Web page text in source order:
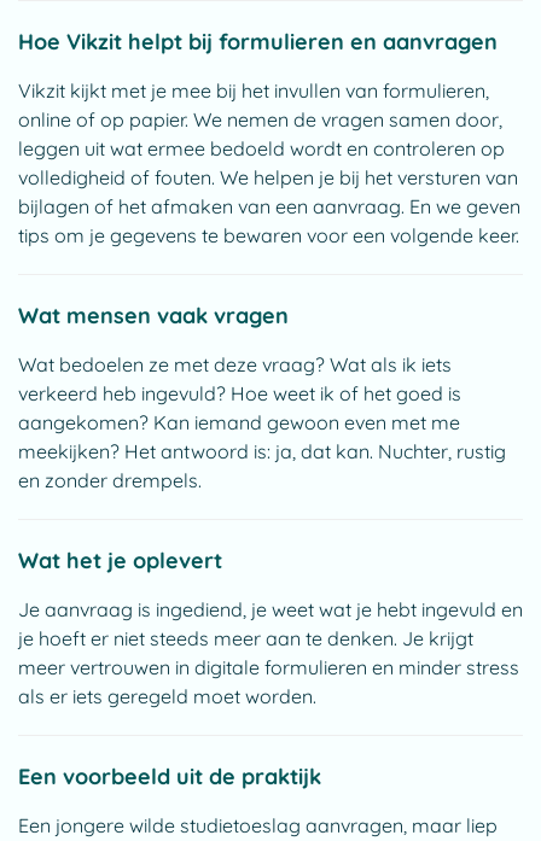
Hoe Vikzit helpt bij formulieren en aanvragen
Vikzit kijkt met je mee bij het invullen van formulieren,
online of op papier. We nemen de vragen samen door,
leggen uit wat ermee bedoeld wordt en controleren op
volledigheid of fouten. We helpen je bij het versturen van
bijlagen of het afmaken van een aanvraag. En we geven
tips om je gegevens te bewaren voor een volgende keer.
Wat mensen vaak vragen
Wat bedoelen ze met deze vraag? Wat als ik iets
verkeerd heb ingevuld? Hoe weet ik of het goed is
aangekomen? Kan iemand gewoon even met me
meekijken? Het antwoord is: ja, dat kan. Nuchter, rustig
en zonder drempels.
Wat het je oplevert
Je aanvraag is ingediend, je weet wat je hebt ingevuld en
je hoeft er niet steeds meer aan te denken. Je krijgt
meer vertrouwen in digitale formulieren en minder stress
als er iets geregeld moet worden.
Een voorbeeld uit de praktijk
Een jongere wilde studietoeslag aanvragen, maar liep